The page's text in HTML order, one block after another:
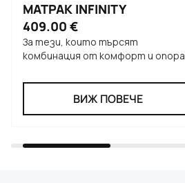
МАТРАК INFINITY
409.00 €
За тези, които търсят
комбинация от комфорт и опора
ВИЖ ПОВЕЧЕ